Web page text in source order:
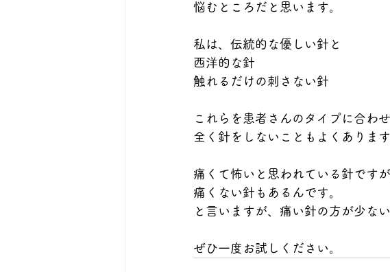
悩むところだと思います。
私は、伝統的な優しい針と
西洋的な針
触れるだけの刺さない針
これらを患者さんのタイプに合わ
全く針をしないこともよくあります
痛くて怖いと思われている針です
痛くない針もあるんです。
と言いますが、痛い針の方が少な
ぜひ一度お試しください。